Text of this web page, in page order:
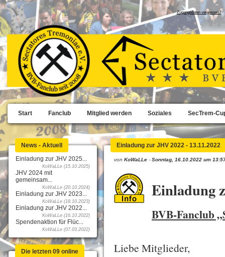
Zugangsdaten vergessen?
Start Fanclub Mitglied werden Soziales SecTrem-
News - Aktuell
Einladung zur JHV 2025...
KoWaLLe (15.10.2025)
JHV 2024 mit
gemeinsam...
KoWaLLe (20.10.2024)
Einladung zur JHV 2023...
KoWaLLe (18.10.2023)
Einladung zur JHV 2022...
KoWaLLe (16.10.2022)
Spendenaktion für Flüc...
KoWaLLe (07.03.2022)
Die letzten 09 online
Einladung zur JHV 2022 - 13.11.2022
von KoWaLLe - Sonntag, 16.10.2022 um
Einladung
BVB-Fanclub
Liebe Mitglieder,